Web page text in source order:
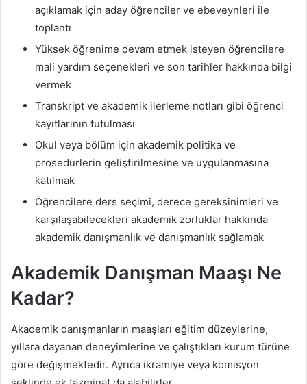
açıklamak için aday öğrenciler ve ebeveynleri ile
toplantı
Yüksek öğrenime devam etmek isteyen öğrencilere
mali yardım seçenekleri ve son tarihler hakkında bilgi
vermek
Transkript ve akademik ilerleme notları gibi öğrenci
kayıtlarının tutulması
Okul veya bölüm için akademik politika ve
prosedürlerin geliştirilmesine ve uygulanmasına
katılmak
Öğrencilere ders seçimi, derece gereksinimleri ve
karşılaşabilecekleri akademik zorluklar hakkında
akademik danışmanlık ve danışmanlık sağlamak
Akademik Danışman Maaşı Ne
Kadar?
Akademik danışmanların maaşları eğitim düzeylerine,
yıllara dayanan deneyimlerine ve çalıştıkları kurum türüne
göre değişmektedir. Ayrıca ikramiye veya komisyon